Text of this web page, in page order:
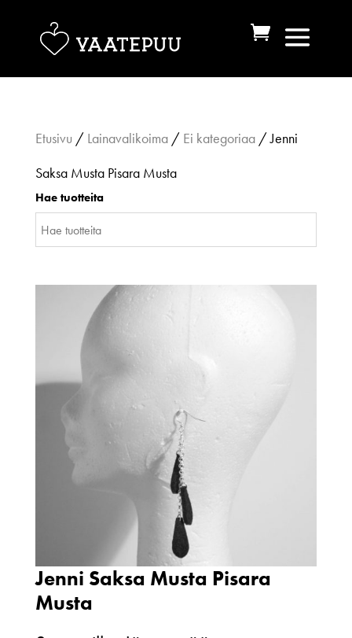
Etusivu / Lainavalikoima/ Ei kategoriaa/ Jenni
Saksa Musta Pisara Musta
Hae tuotteita
Jenni Saksa Musta Pisara
Musta